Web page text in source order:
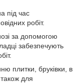
під час
робіт.
за допомогою
забезпечують
плитки, бруківки, в
для